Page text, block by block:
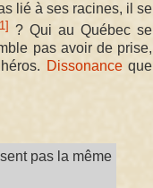
lié à ses racines, il se
? Qui au Québec se
pas avoir de prise,
Dissonanceque
pas la même